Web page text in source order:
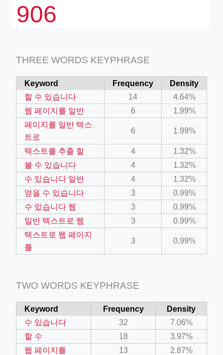
crew-neck-navy-blue/
feed-calculator
work?lat=37.49813&lng=127.0284&zoom=16
shredder-plant-equipment/scrap-shredder-fabrication
906
THREE WORDS KEYPHRASE
Keyword Frequency
Density
할 수 있습니다
14
4.64%
웹 페이지를 일반
6
1.99%
페이지를 일반 텍스
트로
6 1.99%
텍스트를 추출 할 4
1.32%
볼 수 있습니다
4
1.32%
수 있습니다 일반
4
1.32%
얻을 수 있습니다
3
0.99%
수 있습니다 웹
3
0.99%
일반 텍스트로 웹
3
0.99%
텍스트로 웹 페이지
를
3 0.99%
TWO WORDS KEYPHRASE
Keyword Frequency
Density
수 있습니다
32
7.06%
할 수
18
3.97%
웹 페이지를
13
2.87%